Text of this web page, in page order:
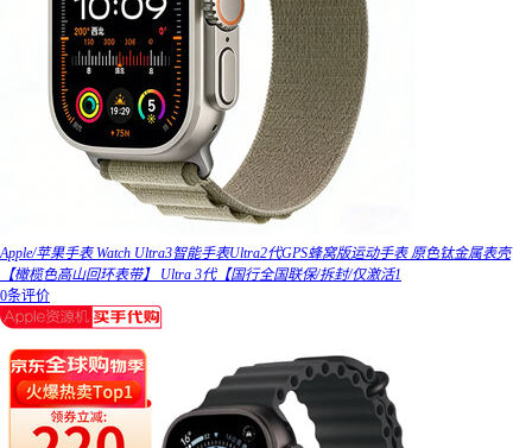
Apple/苹果手表 Watch Ultra3智能手表Ultra2代GPS蜂窝版运动手表 原色钛金属表壳
【橄榄色高山回环表带】 Ultra 3代【国行全国联保/拆封/仅激活1
0条评价